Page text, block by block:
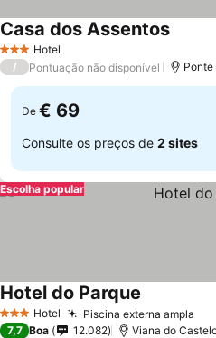
3 EstrelasHotel
Casa dos AssentosVer
/ Pontuação não disponível Ponte
De € 69
Consulte os preços de 2 sites
Escolha popular
3 EstrelasHotel Piscina externa ampla
Hotel do Parque
7,7 Boa 12.082 Viana do